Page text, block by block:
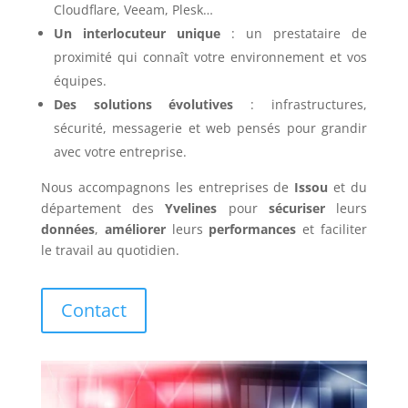
Cloudflare, Veeam, Plesk…
Un interlocuteur unique: un prestataire de
proximité qui connaît votre environnement et vos
équipes.
Des solutions évolutives : infrastructures,
sécurité, messagerie et web pensés pour grandir
avec votre entreprise.
Nous accompagnons les entreprises de Issou et du
département desYvelines pour sécuriserleurs
données, améliorerleurs performances et faciliter
le travail au quotidien.
Contact